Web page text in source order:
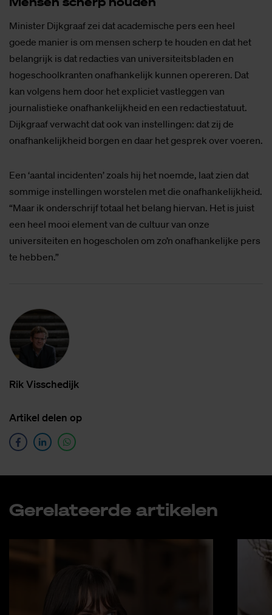
Minister Dijkgraaf zei dat academische pers een heel
goede manier is om mensen scherp te houden en dat het
belangrijk is dat redacties van universiteitsbladen en
hogeschoolkranten onafhankelijk kunnen opereren. Dat
kan volgens hem door het expliciet vastleggen van
journalistieke onafhankelijkheid en een redactiestatuut.
Dijkgraaf verwacht dat ook van instellingen: dat zij de
onafhankelijkheid borgen en daar het gesprek over voeren.
Een ‘aantal incidenten’ zoals hij het noemde, laat zien dat
sommige instellingen worstelen met die onafhankelijkheid.
“Maar ik onderschrijf totaal het belang hiervan. Het is juist
een heel mooi element van de cultuur van onze
universiteiten en hogescholen om zo’n onafhankelijke pers
te hebben.”
Rik Vis­sche­dijk
Ar­ti­kel de­len op
Ge­re­la­teer­de ar­ti­ke­len